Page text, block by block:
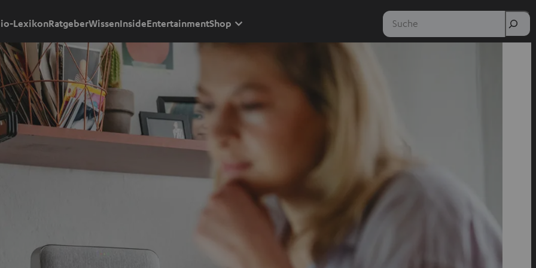
LexikonRatgeberWissenInsideEntertainmentShop Suche